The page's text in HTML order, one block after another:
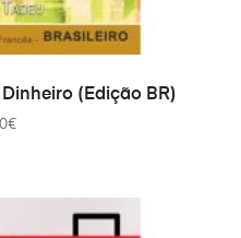
(Edição BR)
€